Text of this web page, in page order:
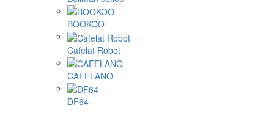
BOOKOO
Cafelat Robot
CAFFLANO
DF64